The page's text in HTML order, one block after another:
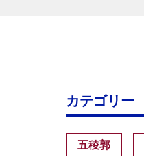
カテゴリー
五稜郭